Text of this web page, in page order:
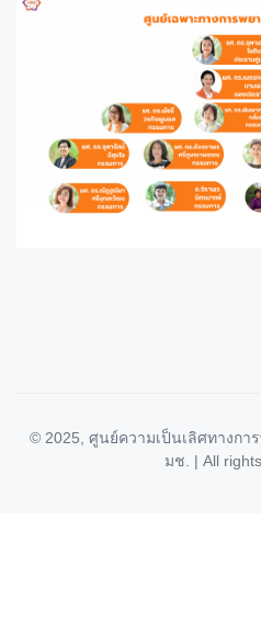
© 2025, ศูนย์ความเป็นเลิศทางกา
มช. | All